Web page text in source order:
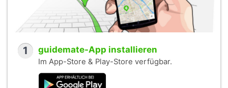
1 guidemate-App installieren
Im App-Store & Play-Store verfügbar.